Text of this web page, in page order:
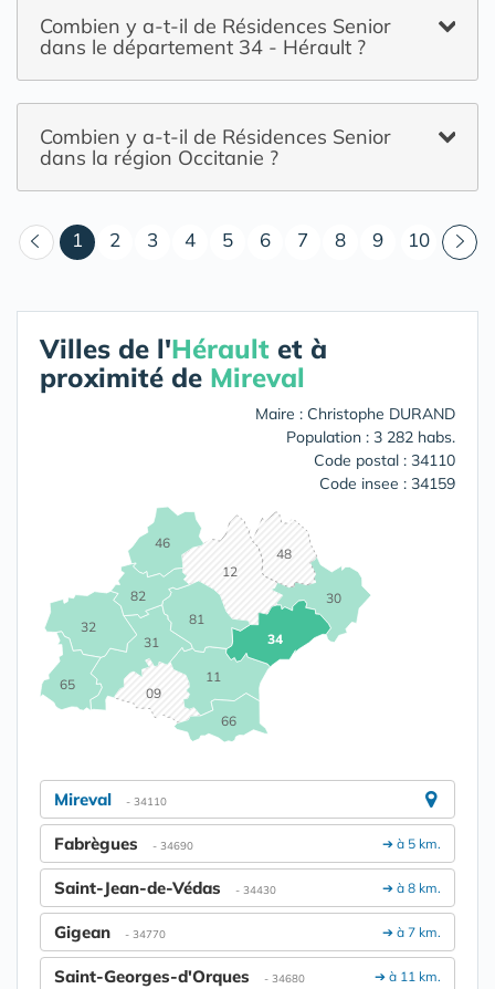
Combien y a-t-il de Résidences Senior
dans le département 34 - Hérault ?
Combien y a-t-il de Résidences Senior
dans la région Occitanie ?
1 (courant)
2 3 4 5 6 7 8 9 10
Villes de l'Hérault et à
proximité de Mireval
Maire : Christophe DURAND
Population : 3 282 habs.
Code postal : 34110
Code insee : 34159
09
11
12
30
31
32
34
46
48
65
66
81
82
Mireval - 34110
➔ à 5 km.
Fabrègues - 34690
➔ à 8 km.
Saint-Jean-de-Védas - 34430
➔ à 7 km.
Gigean - 34770
➔ à 11 km.
Saint-Georges-d'Orques - 34680